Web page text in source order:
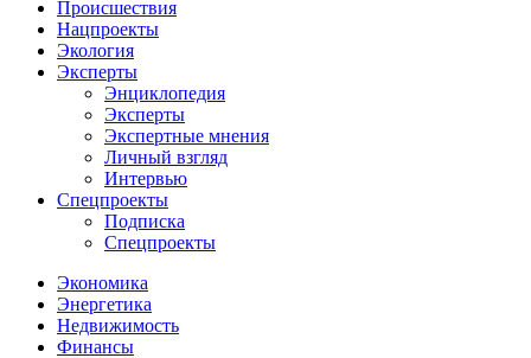
Происшествия
Нацпроекты
Экология
Эксперты
Энциклопедия
Эксперты
Экспертные мнения
Личный взгляд
Интервью
Спецпроекты
Подписка
Спецпроекты
Экономика
Энергетика
Недвижимость
Финансы